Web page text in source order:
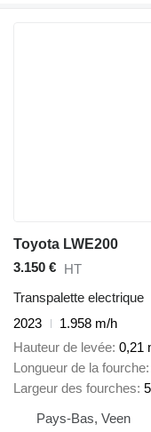
Toyota LWE200
3.150 € HT
Transpalette electrique
2023
1.958 m/h
Hauteur de levée 0,21
Longueur de la fourche
Largeur des fourches
Pays-Bas, Veen